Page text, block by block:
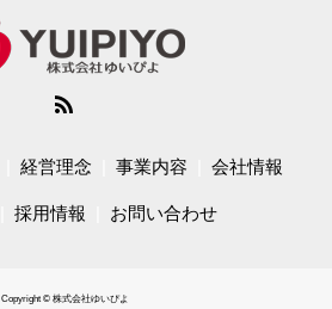
経営理念 事業内容 会社情報
採用情報 お問い合わせ
Copyright © 株式会社ゆいぴよ